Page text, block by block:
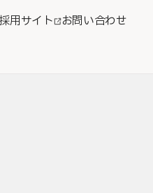
採用サイト お問い合わせ